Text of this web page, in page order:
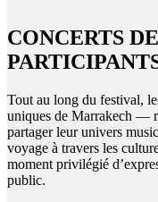
CONCERTS
Tout au long du festival,
uniques de Marrakech —
partager leur univers
voyage à travers les
moment privilégié
public.